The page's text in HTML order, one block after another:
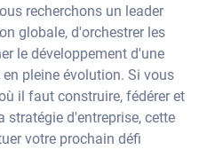
recherchons un leader
globale, d'orchestrer les
le développement d'une
pleine évolution. Si vous
il faut construire, fédérer et
stratégie d'entreprise, cette
votre prochain défi